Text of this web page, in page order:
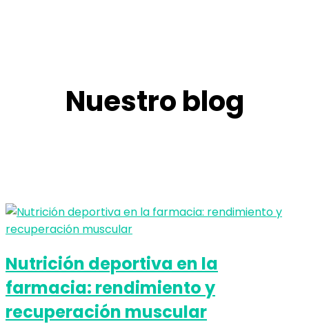
Nuestro blog
Nutrición deportiva en la
farmacia: rendimiento y
recuperación muscular